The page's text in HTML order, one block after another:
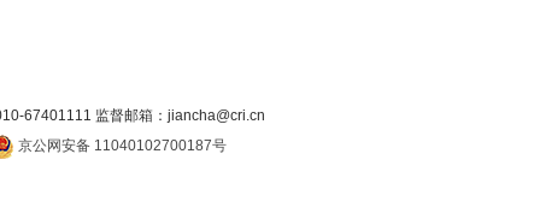
67401111 监督邮箱：jiancha@cri.cn
京公网安备 11040102700187号